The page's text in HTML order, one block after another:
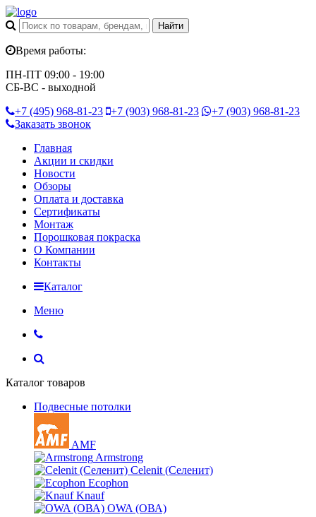
Время работы:
ПН-ПТ 09:00 - 19:00
СБ-ВС - выходной
+7 (495) 968-81-23 +7 (903) 968-81-23 +7 (903) 968-81-23
Заказать звонок
Главная
Акции и скидки
Новости
Обзоры
Оплата и доставка
Сертификаты
Монтаж
Порошковая покраска
О Компании
Контакты
Каталог
Меню
Каталог товаров
Подвесные потолки
AMF
Armstrong
Celenit (Селенит)
Ecophon
Knauf
OWA (ОВА)